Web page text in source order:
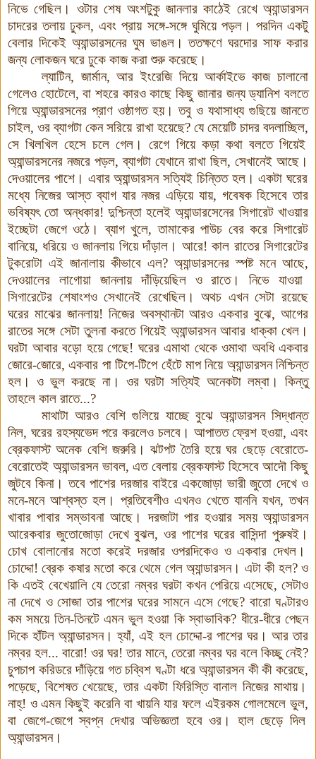
নিভে গেছিল ।
ওটার শেষ অংশটুকু জানলার কাঠেই রেখে অ্যান্ডারসন
চাদরের তলায় ঢুকল, এবং প্রায় সঙ্গে-সঙ্গে ঘুমিয়ে পড়ল। পরদিন একটু
বেলার দিকেই অ্যান্ডারসনের ঘুম ভাঙল। ততক্ষণে ঘরদোর সাফ করার
জন্য লোকজন ঘরে ঢুকে কাজ করা শুরু করেছে ।
ল্যাটিন, জার্মান, আর ইংরেজি দিয়ে আর্কাইভে কাজ চালানো
গেলেও হোটেলে, বা শহরে কারও কাছে কিছু জানার জন্য ড্যানিশ বলতে
গিয়ে অ্যান্ডারসনের প্রাণ ওষ্ঠাগত হয়। তবু ও যথাসাধ্য গুছিয়ে জানতে
চাইল, ওর ব্যাগটা কেন সরিয়ে রাখা হয়েছে?যে মেয়েটি চাদর বদলাচ্ছিল,
সে খিলখিল হেসে চলে গেল ।
রেগে গিয়ে কড়া কথা বলতে গিয়েই
অ্যান্ডারসনের নজরে পড়ল, ব্যাগটা যেখানে রাখা ছিল, সেখানেই আছে ।
দেওয়ালের পাশে। এবার অ্যান্ডারসন সত্যিই চিন্তিত হল। একটা ঘরের
মধ্যে নিজের আস্ত ব্যাগ যার নজর এড়িয়ে যায়, গবেষক হিসেবে তার
ভবিষ্যৎ তো অন্ধকার! দুশ্চিন্তা হলেই অ্যান্ডারসেনের সিগারেট খাওয়ার
ইচ্ছেটা জেগে ওঠে । ব্যাগ খুলে, তামাকের পাউচ বের করে সিগারেট
বানিয়ে, ধরিয়ে ও জানলায় গিয়ে দাঁড়াল । আরে! কাল রাতের সিগারেটের
টুকরোটা এই জানালায় কীভাবে এল? অ্যান্ডারসনের স্পষ্ট মনে আছে,
দেওয়ালের লাগোয়া জানলায় দাঁড়িয়েছিল ও রাতে।
নিভে যাওয়া
সিগারেটের শেষাংশও সেখানেই রেখেছিল।
অথচ এখন সেটা রয়েছে
ঘরের মাঝের জানলায়! নিজের অবস্থানটা আরও একবার বুঝে, আগের
রাতের সঙ্গে সেটা তুলনা করতে গিয়েই অ্যান্ডারসন আবার ধাক্কা খেল ।
ঘরটা আবার বড়ো হয়ে গেছে! ঘরের এমাথা থেকে ওমাথা অবধি একবার
জোরে-জোরে, একবার পা টিপে-টিপে হেঁটে মাপ নিয়ে অ্যান্ডারসন নিশ্চিন্ত
হল । ও ভুল করছে না। ওর ঘরটা সত্যিই অনেকটা লম্বা ।
কিন্তু
তাহলে কাল রাতে...?
মাথাটা আরও বেশি গুলিয়ে যাচ্ছে বুঝে অ্যান্ডারসন সিদ্ধান্ত
নিল, ঘরের রহস্যভেদ পরে করলেও চলবে। আপাতত ফ্রেশ হওয়া, এবং
ব্রেকফাস্ট অনেক বেশি জরুরি । ঝটপট তৈরি হয়ে ঘর ছেড়ে বেরোতে-
বেরোতেই অ্যান্ডারসন ভাবল, এত বেলায় ব্রেকফাস্ট হিসেবে আদৌ কিছু
জুটবে কিনা । তবে পাশের দরজার বাইরে একজোড়া ভারী জুতো দেখে ও
মনে-মনে আশ্বস্ত হল । প্রতিবেশীও এখনও খেতে যাননি যখন, তখন
খাবার পাবার সম্ভাবনা আছে । দরজাটা পার হওয়ার সময় অ্যান্ডারসন
আরেকবার জুতোজোড়া দেখে বুঝল, ওর পাশের ঘরের বাসিন্দা পুরুষই ।
চোখ বোলানোর মতো করেই দরজার ওপরদিকেও ও একবার দেখল ।
চোদ্দো! ব্রেক কষার মতো করে থেমে গেল অ্যান্ডারসন। এটা কী হল? ও
কি এতই বেখেয়ালি যে তেরো নম্বর ঘরটা কখন পেরিয়ে এসেছে, সেটাও
না দেখে ও সোজা তার পাশের ঘরের সামনে এসে গেছে? বারো ঘণ্টারও
কম সময়ে তিন-তিনটে এমন ভুল হওয়া কি স্বাভাবিক? ধীরে-ধীরে পেছন
দিকে হাঁটল অ্যান্ডারসন। হ্যাঁ, এই হল চোদ্দো-র পাশের ঘর। আর তার
নম্বর হল... বারো! ওর ঘর! তার মানে, তেরো নম্বর ঘর বলে কিচ্ছু নেই?
চুপচাপ করিডরে দাঁড়িয়ে গত চব্বিশ ঘণ্টা ধরে অ্যান্ডারসন কী কী করেছে,
পড়েছে, বিশেষত খেয়েছে, তার একটা ফিরিস্তি বানাল নিজের মাথায়।
নাহ্‌! ও এমন কিছুই করেনি বা খায়নি যার ফলে এইরকম গোলমেলে ভুল,
বা জেগে-জেগে স্বপ্ন দেখার অভিজ্ঞতা হবে ওর ।
হাল ছেড়ে দিল
অ্যান্ডারসন।